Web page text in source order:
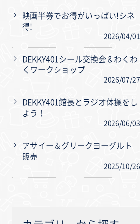
映画半券でお得がいっぱい!シネ
得!
2026/04/01
DEKKY401シール交換会＆わくわ
くワークショップ
2026/07/27
DEKKY401館長とラジオ体操をし
よう！
2026/06/03
アサイー＆グリークヨーグルト
販売
2025/10/26